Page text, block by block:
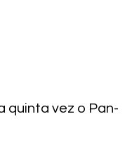
quinta vez o Pan-